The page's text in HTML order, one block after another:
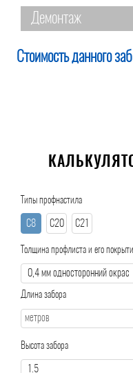
Демонтаж
Стоимость данного
Типы профнастила
С8 С20 С21
Толщина профлиста и его
Длина забора
Высота забора